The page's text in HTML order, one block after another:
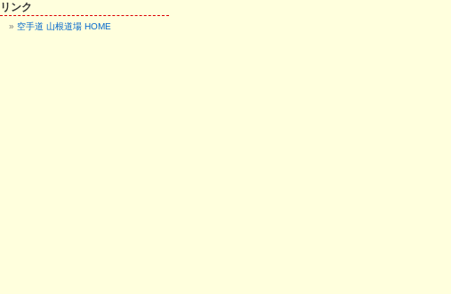
リンク
空手道 山根道場 HOME